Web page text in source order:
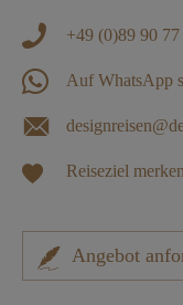
+49 (0)89 90
Auf WhatsApp
Reiseziel merken
Angebot